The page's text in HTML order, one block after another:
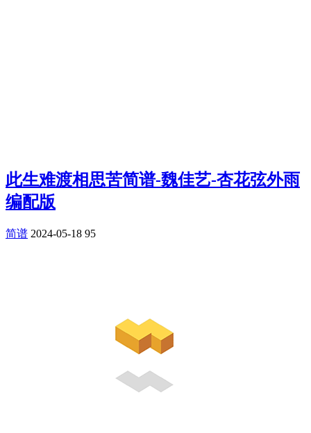
此生难渡相思苦简谱-魏佳艺-杏花弦外雨
编配版
简谱 2024-05-18 95